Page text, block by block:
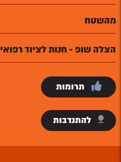
מהשטח
הצלה שופ - חנות לציוד רפואי
תרומות
להתנדבות